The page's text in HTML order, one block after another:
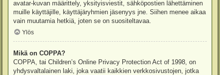
avatar-kuvan määrittely, yksityisviestit, sähköpostien lähettäminen
muille käyttäjille, käyttäjäryhmien jäsenyys jne. Siihen menee aikaa
vain muutamia hetkiä, joten se on suositeltavaa.
Ylös
Mikä on COPPA?
COPPA, tai Children’s Online Privacy Protection Act of 1998, on
yhdysvaltalainen laki, joka vaatii kaikkien verkkosivustojen, jotka